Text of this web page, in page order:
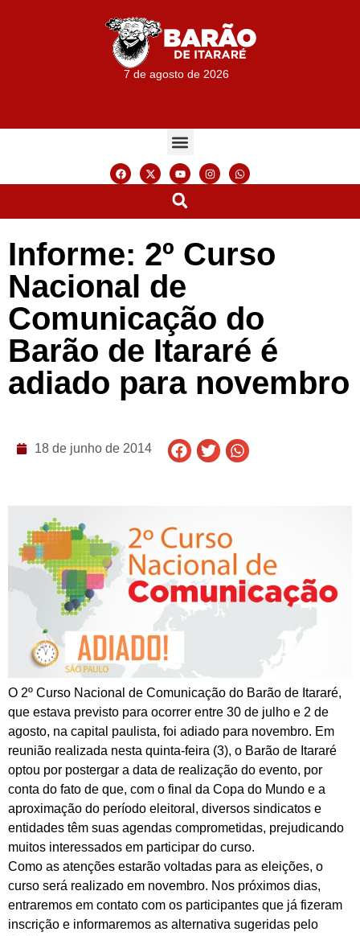
7 de agosto de 2026
Informe: 2º Curso
Nacional de
Comunicação do
Barão de Itararé é
adiado para novembro
18 de junho de 2014
O 2º Curso Nacional de Comunicação do Barão de Itararé,
que estava previsto para ocorrer entre 30 de julho e 2 de
agosto, na capital paulista, foi adiado para novembro. Em
reunião realizada nesta quinta-feira (3), o Barão de Itararé
optou por postergar a data de realização do evento, por
conta do fato de que, com o final da Copa do Mundo e a
aproximação do período eleitoral, diversos sindicatos e
entidades têm suas agendas comprometidas, prejudicando
muitos interessados em participar do curso.
Como as atenções estarão voltadas para as eleições, o
curso será realizado em novembro. Nos próximos dias,
entraremos em contato com os participantes que já fizeram
inscrição e informaremos as alternativa sugeridas pelo